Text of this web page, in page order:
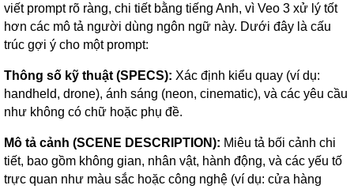
viết prompt rõ ràng, chi tiết bằng tiếng Anh, vì Veo 3 xử lý tốt
hơn các mô tả người dùng ngôn ngữ này. Dưới đây là cấu
trúc gợi ý cho một prompt:
Thông số kỹ thuật (SPECS): Xác định kiểu quay (ví dụ:
handheld, drone), ánh sáng (neon, cinematic), và các yêu cầu
như không có chữ hoặc phụ đề.
Mô tả cảnh (SCENE DESCRIPTION): Miêu tả bối cảnh chi
tiết, bao gồm không gian, nhân vật, hành động, và các yếu tố
trực quan như màu sắc hoặc công nghệ (ví dụ: cửa hàng